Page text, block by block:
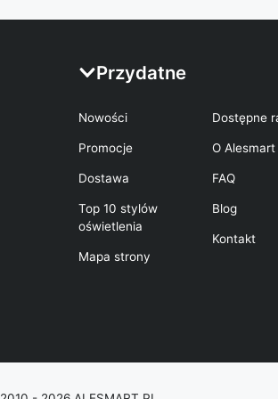
Przydatne
Nowości
Promocje
Dostawa
Top 10 stylów
oświetlenia
Mapa strony
Dostępne
O Alesmart
FAQ
Blog
Kontakt